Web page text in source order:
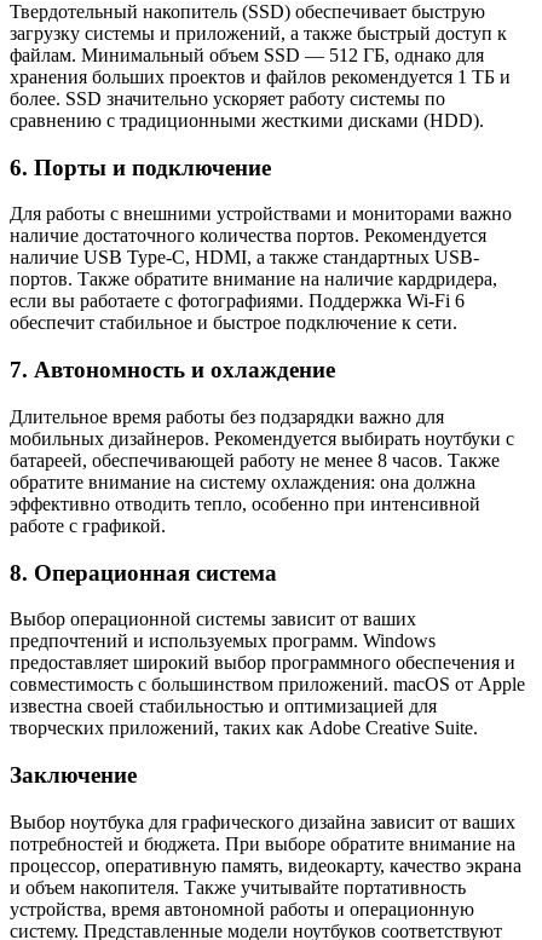
Твердотельный накопитель (SSD) обеспечивает быструю
загрузку системы и приложений, а также быстрый доступ к
файлам. Минимальный объем SSD — 512 ГБ, однако для
хранения больших проектов и файлов рекомендуется 1 ТБ и
более. SSD значительно ускоряет работу системы по
сравнению с традиционными жесткими дисками (HDD).
6. Порты и подключение
Для работы с внешними устройствами и мониторами важно
наличие достаточного количества портов. Рекомендуется
наличие USB Type-C, HDMI, а также стандартных USB-
портов. Также обратите внимание на наличие кардридера,
если вы работаете с фотографиями. Поддержка Wi-Fi 6
обеспечит стабильное и быстрое подключение к сети.
7. Автономность и охлаждение
Длительное время работы без подзарядки важно для
мобильных дизайнеров. Рекомендуется выбирать ноутбуки с
батареей, обеспечивающей работу не менее 8 часов. Также
обратите внимание на систему охлаждения: она должна
эффективно отводить тепло, особенно при интенсивной
работе с графикой.
8. Операционная система
Выбор операционной системы зависит от ваших
предпочтений и используемых программ. Windows
предоставляет широкий выбор программного обеспечения и
совместимость с большинством приложений. macOS от Apple
известна своей стабильностью и оптимизацией для
творческих приложений, таких как Adobe Creative Suite.
Заключение
Выбор ноутбука для графического дизайна зависит от ваших
потребностей и бюджета. При выборе обратите внимание на
процессор, оперативную память, видеокарту, качество экрана
и объем накопителя. Также учитывайте портативность
устройства, время автономной работы и операционную
систему. Представленные модели ноутбуков соответствуют